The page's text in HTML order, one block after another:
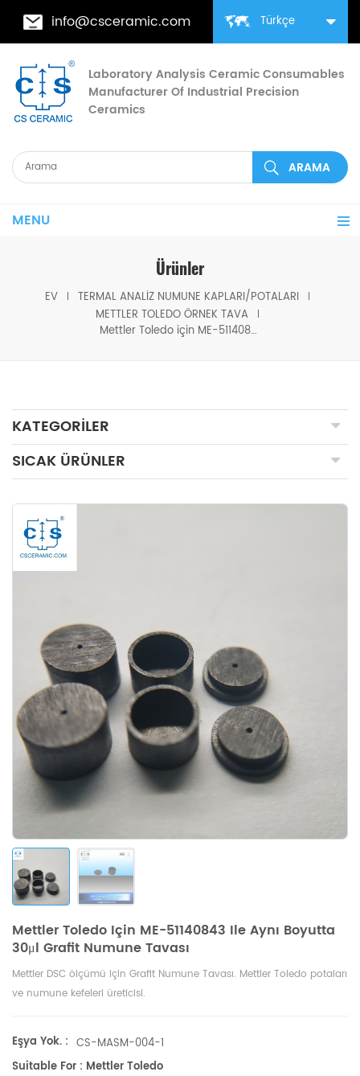
Türkçe
info@csceramic.com
Laboratory Analysis Ceramic Consumables
Manufacturer Of Industrial Precision
Ceramics
MENU
Ürünler
EV
TERMAL ANALIZ NUMUNE KAPLARI/POTALARI
METTLER TOLEDO ÖRNEK TAVA
Mettler Toledo için ME-51140843 ile aynı boyutta 30μl Grafit Numune Tavası
KATEGORILER
SICAK ÜRÜNLER
Mettler Toledo Için ME-51140843 Ile Aynı Boyutta
30μl Grafit Numune Tavası
Mettler DSC ölçümü için Grafit Numune Tavası. Mettler Toledo potaları
ve numune kefeleri üreticisi.
Eşya Yok. : CS-MASM-004-1
Suitable For : Mettler Toledo